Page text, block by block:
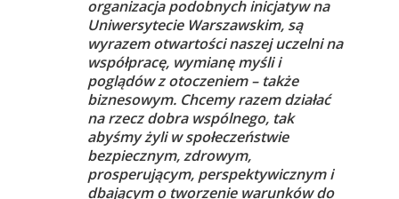
organizacja podobnych inicjatyw na
Uniwersytecie Warszawskim, są
wyrazem otwartości naszej uczelni na
współpracę, wymianę myśli i
poglądów z otoczeniem – także
biznesowym. Chcemy razem działać
na rzecz dobra wspólnego, tak
abyśmy żyli w społeczeństwie
bezpiecznym, zdrowym,
prosperującym, perspektywicznym i
dbającym o tworzenie warunków do